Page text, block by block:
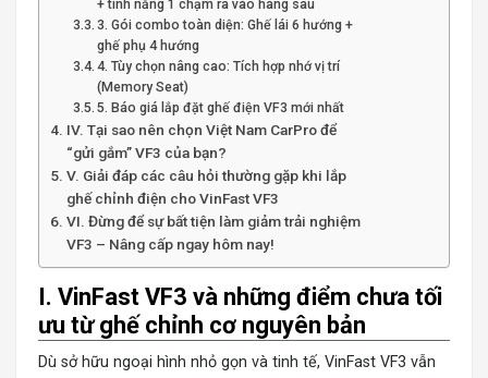
+ tính năng 1 chạm ra vào hàng sau
3. Gói combo toàn diện: Ghế lái 6 hướng +
ghế phụ 4 hướng
4. Tùy chọn nâng cao: Tích hợp nhớ vị trí
(Memory Seat)
5. Báo giá lắp đặt ghế điện VF3 mới nhất
IV. Tại sao nên chọn Việt Nam CarPro để
“gửi gắm” VF3 của bạn?
V. Giải đáp các câu hỏi thường gặp khi lắp
ghế chỉnh điện cho VinFast VF3
VI. Đừng để sự bất tiện làm giảm trải nghiệm
VF3 – Nâng cấp ngay hôm nay!
I. VinFast VF3 và những điểm chưa tối
ưu từ ghế chỉnh cơ nguyên bản
Dù sở hữu ngoại hình nhỏ gọn và tinh tế, VinFast VF3 vẫn